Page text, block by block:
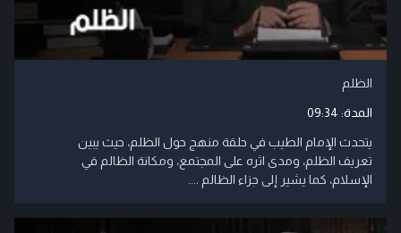
الظلم
المدة: 09:34
يتحدث الإمام الطيب في حلقة منهج حول الظلم، حيث يبين
تعريف الظلم، ومدى اثره على المجتمع، ومكانة الظالم في
الإسلام، كما يشير إلى جزاء الظالم ....